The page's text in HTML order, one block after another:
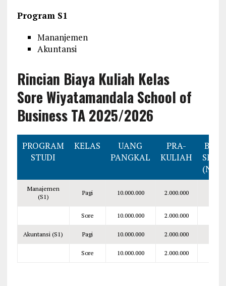
Program S1
Mananjemen
Akuntansi
Rincian Biaya Kuliah Kelas
SoreWiyatamandala School of
BusinessTA 2025/2026
PROGRAM
STUDI
KELAS
UANG
PANGKAL
PRA-
KULIAH
Manajemen
(S1)
Pagi 10.000.000 2.000.000
Sore 10.000.000 2.000.000
Akuntansi (S1) Pagi 10.000.000 2.000.000
Sore 10.000.000 2.000.000